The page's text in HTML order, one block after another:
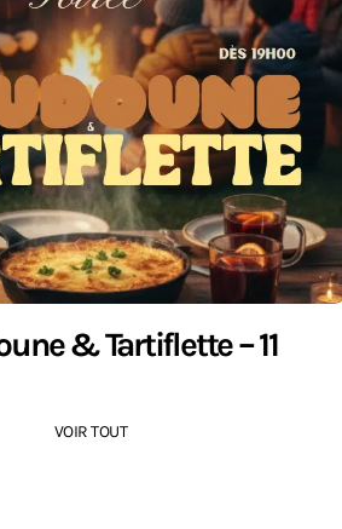
& Tartiflette – 11
VOIR TOUT